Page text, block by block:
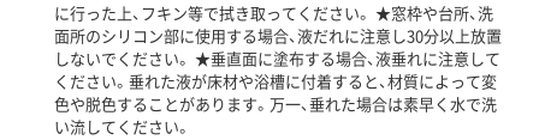
に行った上、フキン等で拭き取ってください。 ★窓枠や台所、洗
面所のシリコン部に使用する場合、液だれに注意し30分以上放置
しないでください。 ★垂直面に塗布する場合、液垂れに注意して
ください。垂れた液が床材や浴槽に付着すると、材質によって変
色や脱色することがあります。万一、垂れた場合は素早く水で洗
い流してください。